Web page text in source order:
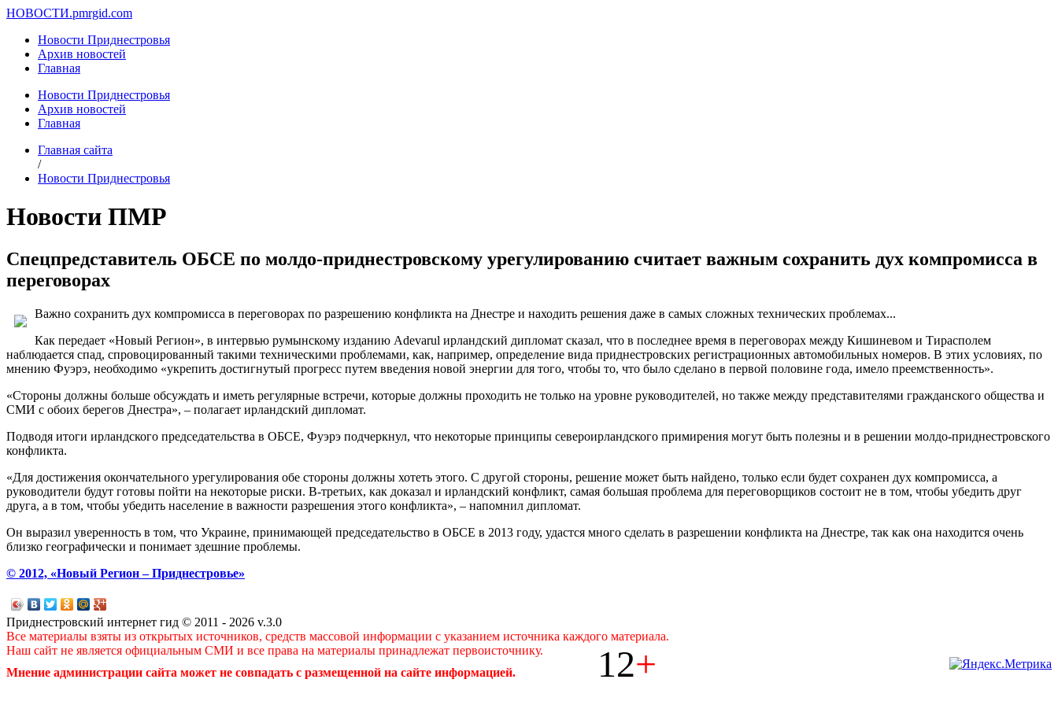
НОВОСТИ.pmrgid.com
Новости Приднестровья
Архив новостей
Главная
Новости Приднестровья
Архив новостей
Главная
Главная сайта
/
Новости Приднестровья
Новости ПМР
Cпецпредставитель ОБСЕ по молдо-приднестровскому урегулированию считает важным сохранить дух компромисса в
переговорах
Важно сохранить дух компромисса в переговорах по разрешению конфликта на Днестре и находить решения даже в самых сложных технических проблемах...
Как передает «Новый Регион», в интервью румынскому изданию Adevarul ирландский дипломат сказал, что в последнее время в переговорах между Кишиневом и Тирасполем
наблюдается спад, спровоцированный такими техническими проблемами, как, например, определение вида приднестровских регистрационных автомобильных номеров. В этих условиях, по
мнению Фуэрэ, необходимо «укрепить достигнутый прогресс путем введения новой энергии для того, чтобы то, что было сделано в первой половине года, имело преемственность».
«Стороны должны больше обсуждать и иметь регулярные встречи, которые должны проходить не только на уровне руководителей, но также между представителями гражданского общества и
СМИ с обоих берегов Днестра», – полагает ирландский дипломат.
Подводя итоги ирландского председательства в ОБСЕ, Фуэрэ подчеркнул, что некоторые принципы североирландского примирения могут быть полезны и в решении молдо-приднестровского
конфликта.
«Для достижения окончательного урегулирования обе стороны должны хотеть этого. С другой стороны, решение может быть найдено, только если будет сохранен дух компромисса, а
руководители будут готовы пойти на некоторые риски. В-третьих, как доказал и ирландский конфликт, самая большая проблема для переговорщиков состоит не в том, чтобы убедить друг
друга, а в том, чтобы убедить население в важности разрешения этого конфликта», – напомнил дипломат.
Он выразил уверенность в том, что Украине, принимающей председательство в ОБСЕ в 2013 году, удастся много сделать в разрешении конфликта на Днестре, так как она находится очень
близко географически и понимает здешние проблемы.
© 2012, «Новый Регион – Приднестровье»
Приднестровский интернет гид © 2011 - 2026 v.3.0
Все материалы взяты из открытых источников, средств массовой информации с указанием источника каждого материала.
Наш сайт не является официальным СМИ и все права на материалы принадлежат первоисточнику.
Мнение администрации сайта может не совпадать с размещенной на сайте информацией.
12+